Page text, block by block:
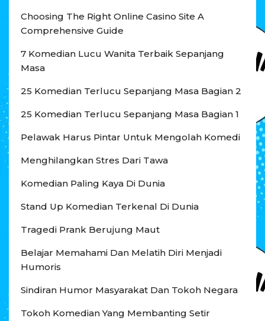
Choosing The Right Online Casino Site A
Comprehensive Guide
7 Komedian Lucu Wanita Terbaik Sepanjang
Masa
25 Komedian Terlucu Sepanjang Masa Bagian 2
25 Komedian Terlucu Sepanjang Masa Bagian 1
Pelawak Harus Pintar Untuk Mengolah Komedi
Menghilangkan Stres Dari Tawa
Komedian Paling Kaya Di Dunia
Stand Up Komedian Terkenal Di Dunia
Tragedi Prank Berujung Maut
Belajar Memahami Dan Melatih Diri Menjadi
Humoris
Sindiran Humor Masyarakat Dan Tokoh Negara
Tokoh Komedian Yang Membanting Setir